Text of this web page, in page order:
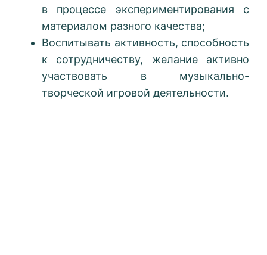
в процессе экспериментирования с
материалом разного качества;
Воспитывать активность, способность
к сотрудничеству, желание активно
участвовать в музыкально-
творческой игровой деятельности.